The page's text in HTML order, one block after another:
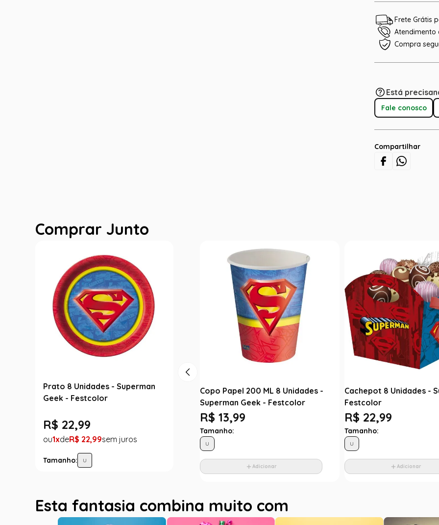
Frete Grátis
Atendimento
Compra
Está
Fale conosco
Compartilhar
Comprar Junto
Prato 8 Unidades - Superman
Geek - Festcolor
R$ 22,99
1 R$ 22,99
Tamanho: U
Copo Papel 200 ML 8 Unidades -
Superman Geek - Festcolor
R$ 13,99
Tamanho:
U
Adicionar
Cachepot 8 Unidades -
Festcolor
R$ 22,99
Tamanho:
U
Adicionar
Esta fantasia combina muito com